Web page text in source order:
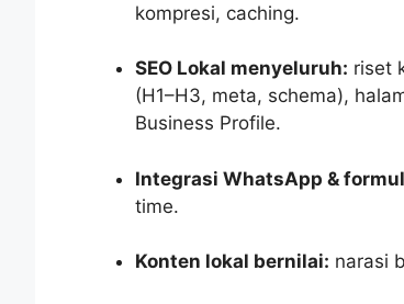
kompresi, caching.
SEO Lokal menyeluruh: riset
(H1–H3, meta, schema),
Business Profile.
Integrasi WhatsApp &
time.
Konten lokal bernilai: narasi